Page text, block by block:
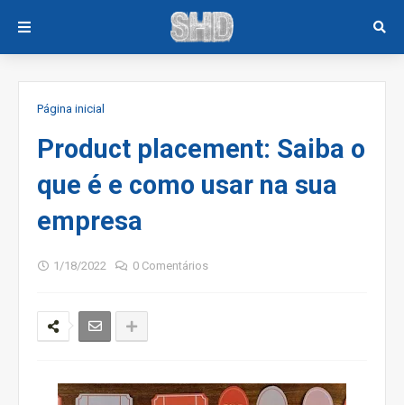
Página inicial
Product placement: Saiba o
que é e como usar na sua
empresa
1/18/2022 0 Comentários